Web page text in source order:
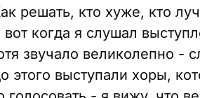
решать, кто хуже, кто
когда я слушал
звучало великолепно -
этого выступали хоры,